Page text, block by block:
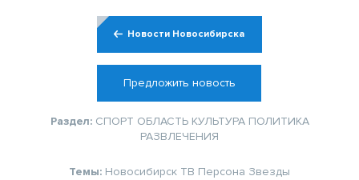
Новости Новосибирска
Предложить новость
Раздел: СПОРТ ОБЛАСТЬ КУЛЬТУРА ПОЛИТИКА
РАЗВЛЕЧЕНИЯ
Темы: Новосибирск ТВ Персона Звезды